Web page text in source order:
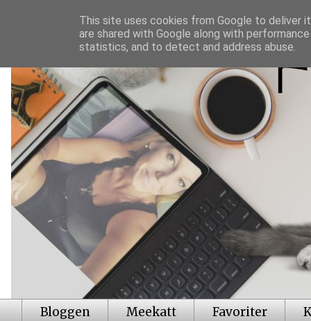
Bloggen Meekatt Favoriter
This site uses cookies from Google to deliver
are shared with Google along with
statistics, and to detect and address abuse.